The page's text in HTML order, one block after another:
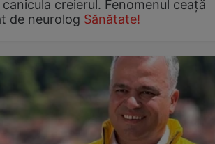
creierul. Fenomenul ceață
de neurolog Sănătate!